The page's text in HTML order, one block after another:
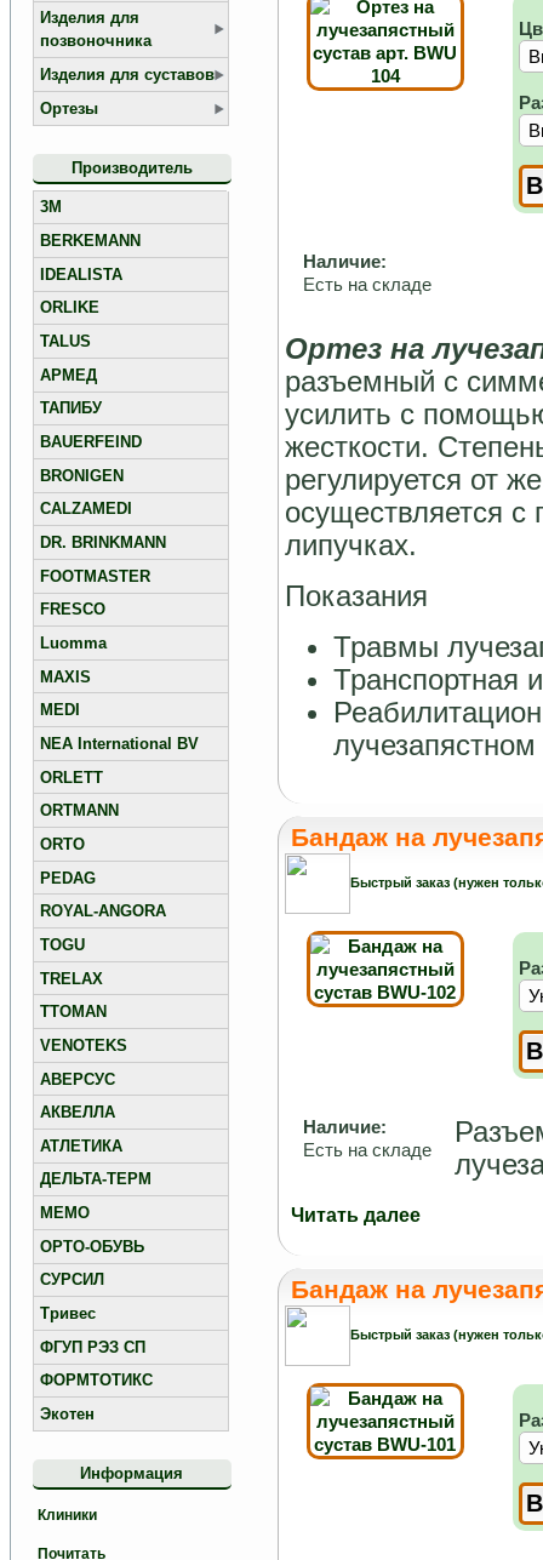
Изделия для
позвоночника
Изделия для суставов
Ортезы
Производитель
3M
BERKEMANN
IDEALISTA
ORLIKE
TALUS
АРМЕД
ТАПИБУ
BAUERFEIND
BRONIGEN
CALZAMEDI
DR. BRINKMANN
FOOTMASTER
FRESCO
Luomma
MAXIS
MEDI
NEA International BV
ORLETT
ORTMANN
ORTO
PEDAG
ROYAL-ANGORA
TOGU
TRELAX
TTOMAN
VENOTEKS
АВЕРСУС
АКВЕЛЛА
АТЛЕТИКА
ДЕЛЬТА-ТЕРМ
МЕМО
ОРТО-ОБУВЬ
СУРСИЛ
Тривес
ФГУП РЭЗ СП
ФОРМТОТИКС
Экотен
Информация
Клиники
Почитать
Наличие:
Есть на складе
Ортез на
разъемный с
усилить с
жесткости.
регулируется от
осуществляется
липучках.
Показания
Травмы
Транспортная
лучезапястном
Бандаж на
Быстрый заказ (нужен
Наличие:
Есть на складе
Читать далее
Бандаж на
Быстрый заказ (нужен